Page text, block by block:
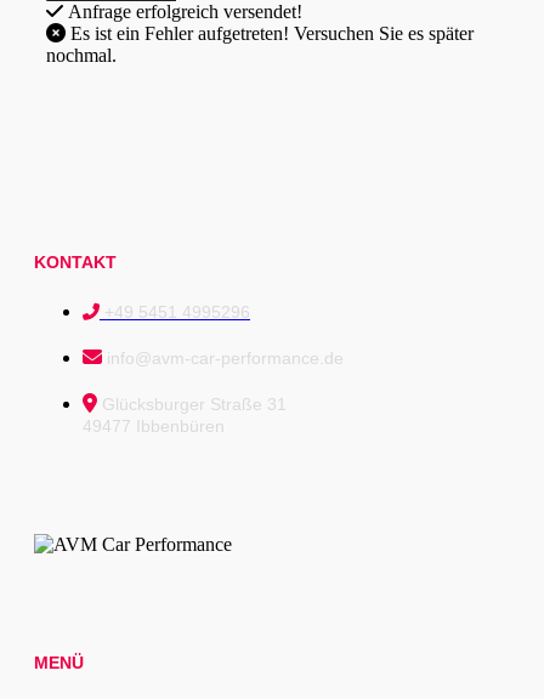
Anfrage erfolgreich versendet!
nochmal.
KONTAKT
+49 5451 4995296
info@avm-car-performance.de
Glücksburger Straße 31
49477 Ibbenbüren
MENÜ